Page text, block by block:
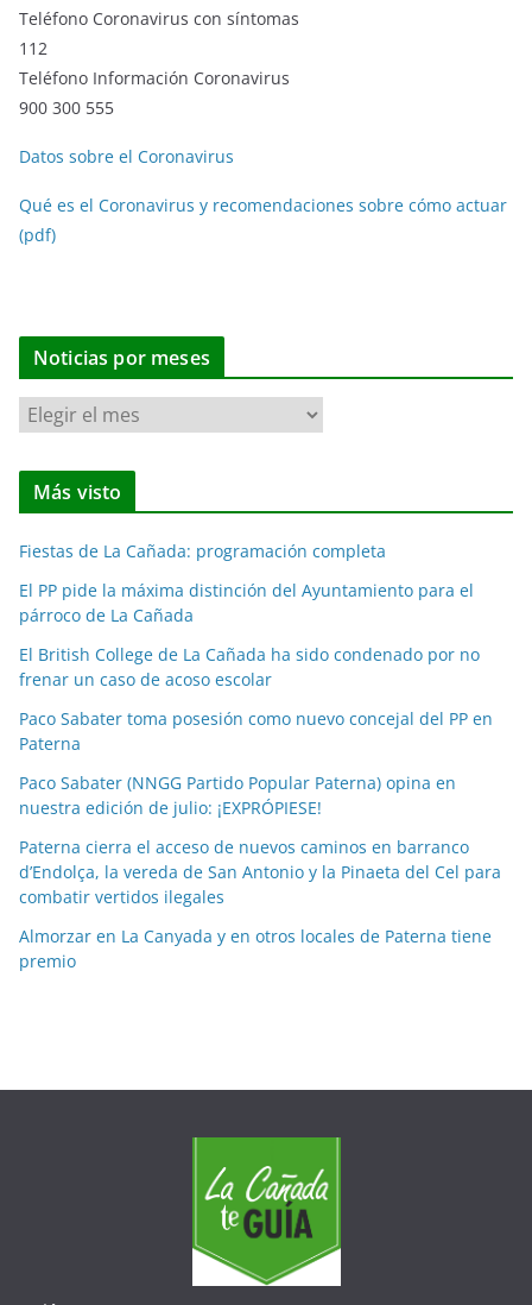
Teléfono Coronavirus con síntomas
112
Teléfono Información Coronavirus
900 300 555
Datos sobre el Coronavirus
Qué es el Coronavirus y recomendaciones sobre cómo actuar
(pdf)
Noticias por meses
N
o
t
i
a
s
p
o
m
s
s
Más visto
Fiestas de La Cañada: programación completa
El PP pide la máxima distinción del Ayuntamiento para el
párroco de La Cañada
El British College de La Cañada ha sido condenado por no
frenar un caso de acoso escolar
Paco Sabater toma posesión como nuevo concejal del PP en
Paterna
Paco Sabater (NNGG Partido Popular Paterna) opina en
nuestra edición de julio: ¡EXPRÓPIESE!
Paterna cierra el acceso de nuevos caminos en barranco
d’Endolça, la vereda de San Antonio y la Pinaeta del Cel para
combatir vertidos ilegales
Almorzar en La Canyada y en otros locales de Paterna tiene
premio